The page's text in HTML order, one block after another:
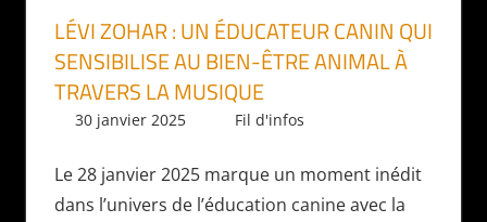
LÉVI ZOHAR : UN ÉDUCATEUR CANIN QUI
SENSIBILISE AU BIEN-ÊTRE ANIMAL À
TRAVERS LA MUSIQUE
30 janvier 2025 Baptiste Praud
Fil d'infos
Le 28 janvier 2025 marque un moment inédit
dans l’univers de l’éducation canine avec la